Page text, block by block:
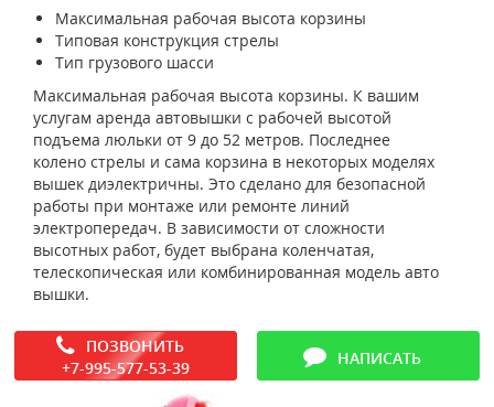
Максимальная рабочая высота корзины
Типовая конструкция стрелы
Тип грузового шасси
Максимальная рабочая высота корзины. К вашим
услугам аренда автовышки с рабочей высотой
подъема люльки от 9 до 52 метров. Последнее
колено стрелы и сама корзина в некоторых моделях
вышек диэлектричны. Это сделано для безопасной
работы при монтаже или ремонте линий
электропередач. В зависимости от сложности
высотных работ, будет выбрана коленчатая,
телескопическая или комбинированная модель авто
вышки.
ПОЗВОНИТЬ
+7-995-577-53-39
НАПИСАТЬ